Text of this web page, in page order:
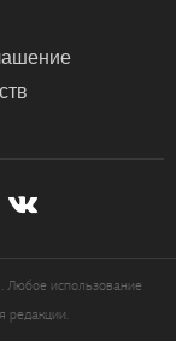
использование
редакции.